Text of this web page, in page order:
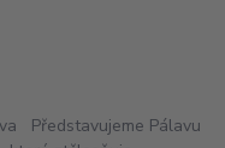
Představujeme Pálavu